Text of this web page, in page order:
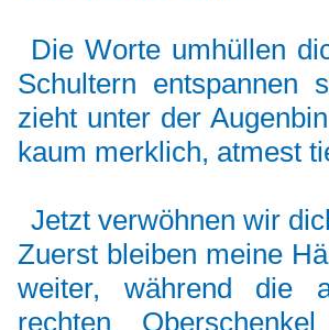
Die Worte umhüllen
Schultern entspannen
zieht unter der
kaum merklich, atmest
Jetzt verwöhnen wir
Zuerst bleiben meine
weiter, während die
rechten